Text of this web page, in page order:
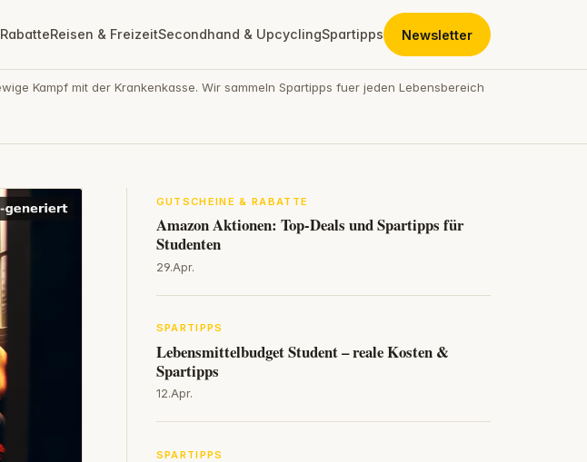
Reisen & FreizeitSecondhand & UpcyclingSpartipps Newsletter
Kampf mit der Krankenkasse. Wir sammeln Spartipps fuer jeden Lebensbereich
GUTSCHEINE & RABATTE
Amazon Aktionen: Top-Deals und Spartipps für
Studenten
29.Apr.
SPARTIPPS
Lebensmittelbudget Student – reale Kosten &
Spartipps
12.Apr.
SPARTIPPS